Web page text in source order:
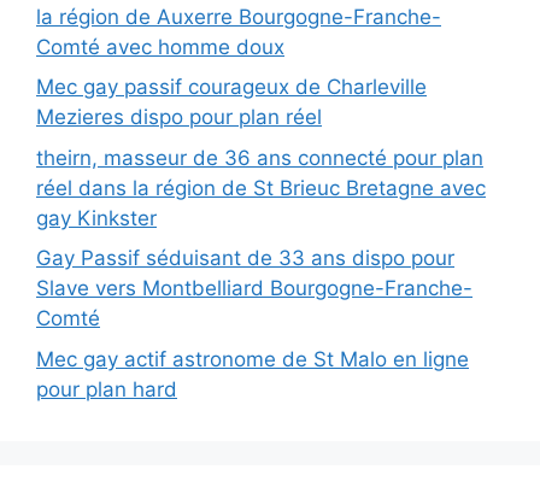
la région de Auxerre Bourgogne-Franche-
Comté avec homme doux
Mec gay passif courageux de Charleville
Mezieres dispo pour plan réel
theirn, masseur de 36 ans connecté pour plan
réel dans la région de St Brieuc Bretagne avec
gay Kinkster
Gay Passif séduisant de 33 ans dispo pour
Slave vers Montbelliard Bourgogne-Franche-
Comté
Mec gay actif astronome de St Malo en ligne
pour plan hard